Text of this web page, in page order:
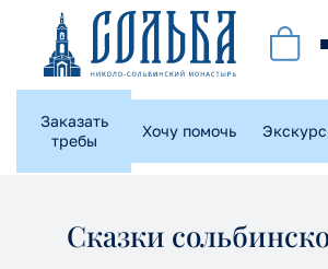
Заказать
требы
Хочу помочь
Сказки
Этот сайт использует куки-
технологии, чтобы помочь вам в
предоставить лучший